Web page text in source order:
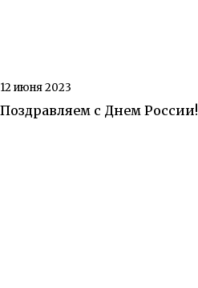
12 июня 2023
Поздравляем с Днем России!